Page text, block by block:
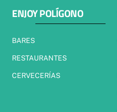
ENJOY POLÍGONO
BARES
RESTAURANTES
CERVECERÍAS